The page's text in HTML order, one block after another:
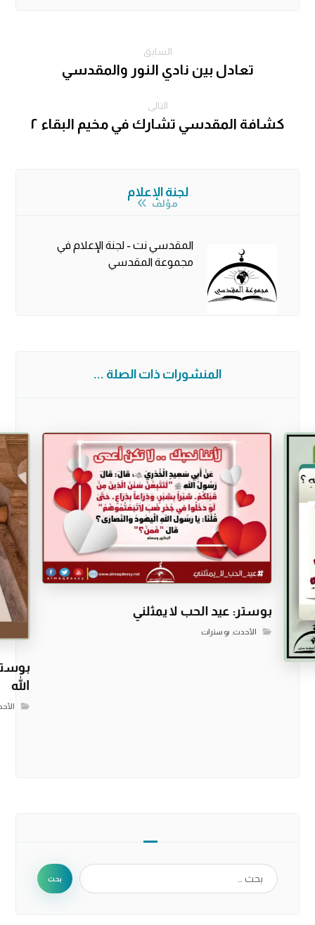
السابق
تعادل بين نادي النور والمقدسي
التالى
كشافة المقدسي تشارك في مخيم البقاء ٢
لجنة الإعلام
مؤلف
المقدسي نت - لجنة الإعلام في
مجموعة المقدسي
المنشورات ذات الصلة ...
بوستر: عيد الحب لا يمثلني
الأحدث, بوسترات
الله
بحث